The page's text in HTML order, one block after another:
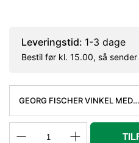
Leveringstid: 1-3 dage
Bestil før kl. 15.00, så
GEORG FISCHER VINKEL MED